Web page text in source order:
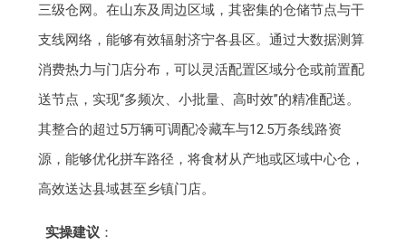
三级仓网。在山东及周边区域，其密集的仓储节点与干
支线网络，能够有效辐射济宁各县区。通过大数据测算
消费热力与门店分布，可以灵活配置区域分仓或前置配
送节点，实现“多频次、小批量、高时效”的精准配送。
其整合的超过5万辆可调配冷藏车与12.5万条线路资
源，能够优化拼车路径，将食材从产地或区域中心仓，
高效送达县域甚至乡镇门店。
实操建议 ：